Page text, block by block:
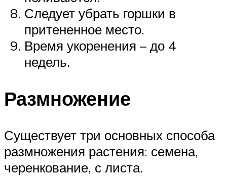
Следует убрать горшки в
притененное место.
Время укоренения – до 4
недель.
Размножение
Существует три основных способа
размножения растения: семена,
черенкование, с листа.